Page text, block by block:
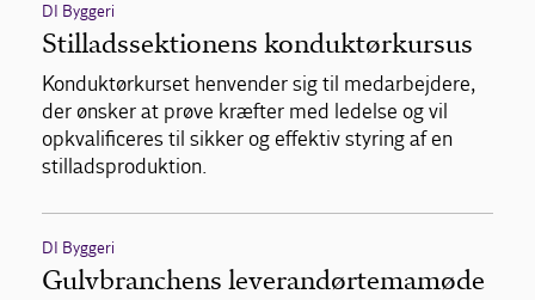
DI Byggeri
Stilladssektionens konduktørkursus
Konduktørkurset henvender sig til medarbejdere,
der ønsker at prøve kræfter med ledelse og vil
opkvalificeres til sikker og effektiv styring af en
stilladsproduktion.
DI Byggeri
Gulvbranchens leverandørtemamøde